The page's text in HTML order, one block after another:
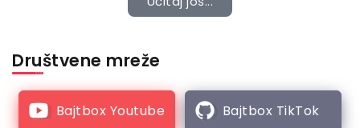
Društvene mreže
Bajtbox Youtube Bajtbox TikTok